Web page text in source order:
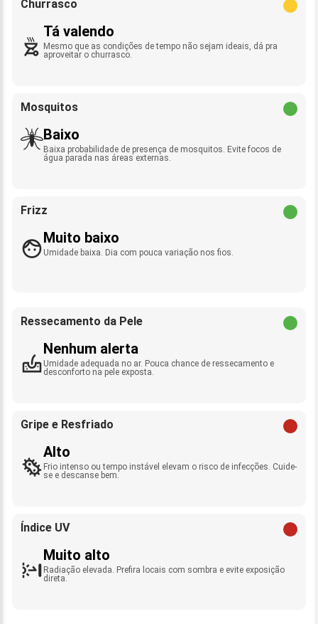
Churrasco
Tá valendo
Mesmo que as condições de tempo não sejam ideais, dá pra
aproveitar o churrasco.
Mosquitos
Baixo
Baixa probabilidade de presença de mosquitos. Evite focos de
água parada nas áreas externas.
Frizz
Muito baixo
Umidade baixa. Dia com pouca variação nos fios.
Ressecamento da Pele
Nenhum alerta
Umidade adequada no ar. Pouca chance de ressecamento e
desconforto na pele exposta.
Gripe e Resfriado
Alto
Frio intenso ou tempo instável elevam o risco de infecções. Cuide-
se e descanse bem.
Índice UV
Muito alto
Radiação elevada. Prefira locais com sombra e evite exposição
direta.